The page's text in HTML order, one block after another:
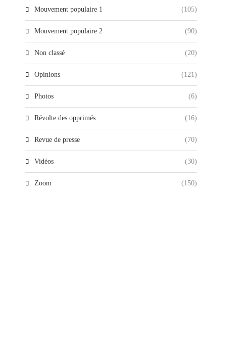
Mouvement populaire 1 (105)
Mouvement populaire 2 (90)
Non classé (20)
Opinions (121)
Photos (6)
Révolte des opprimés (16)
Revue de presse (70)
Vidéos (30)
Zoom (150)